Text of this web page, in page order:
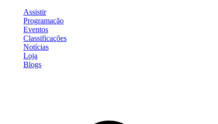
Assistir
Programação
Eventos
Classificações
Notícias
Loja
Blogs